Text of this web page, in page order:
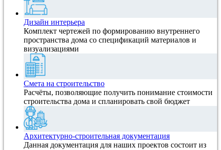
Дизайн интерьера
Комплект чертежей по формированию внутреннего
пространства дома со спецификаций материалов и
визуализациями
Смета на строительство
Расчёты, позволяющие получить понимание стоимости
строительства дома и спланировать свой бюджет
Архитектурно-строительная документация
Данная документация для наших проектов состоит из